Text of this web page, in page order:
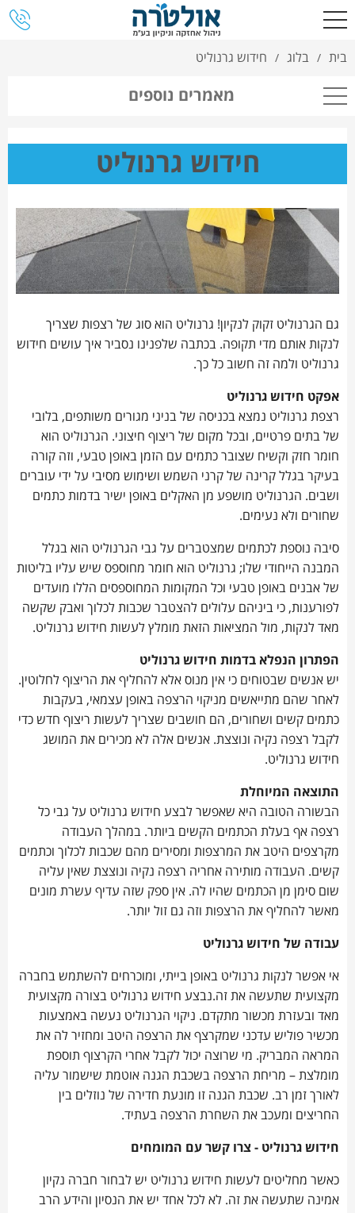
בית / בלוג / חידוש גרנוליט
מאמרים נוספים
חידוש גרנוליט
גם הגרנוליט זקוק לנקיון! גרנוליט הוא סוג של רצפות שצריך
לנקות אותם מדי תקופה. בכתבה שלפנינו נסביר איך עושים חידוש
גרנוליט ולמה זה חשוב כל כך.
אפקט חידוש גרנוליט
רצפת גרנוליט נמצא בכניסה של בניני מגורים משותפים, בלובי
של בתים פרטיים, ובכל מקום של ריצוף חיצוני. הגרנוליט הוא
חומר חזק וקשיח שצובר כתמים עם הזמן באופן טבעי, וזה קורה
בעיקר בגלל קרינה של קרני השמש ושימוש מסיבי על ידי עוברים
ושבים. הגרנוליט מושפע מן האקלים באופן ישיר בדמות כתמים
שחורים ולא נעימים.
סיבה נוספת לכתמים שמצטברים על גבי הגרנוליט הוא בגלל
המבנה הייחודי שלו; גרנוליט הוא חומר מחוספס שיש עליו בליטות
של אבנים באופן טבעי וכל המקומות המחוספסים הללו מועדים
לפורענות, כי ביניהם עלולים להצטבר שכבות לכלוך ואבק שקשה
מאד לנקות, מול המציאות הזאת מומלץ לעשות חידוש גרנוליט.
הפתרון הנפלא בדמות חידוש גרנוליט
יש אנשים שבטוחים כי אין מנוס אלא להחליף את הריצוף לחלוטין.
לאחר שהם מתייאשים מניקוי הרצפה באופן עצמאי, בעקבות
כתמים קשים ושחורים, הם חושבים שצריך לעשות ריצוף חדש כדי
לקבל רצפה נקיה ונוצצת. אנשים אלה לא מכירים את המושג
חידוש גרנוליט.
התוצאה המיוחלת
הבשורה הטובה היא שאפשר לבצע חידוש גרנוליט על גבי כל
רצפה אף בעלת הכתמים הקשים ביותר. במהלך העבודה
מקרצפים היטב את המרצפות ומסירים מהם שכבות לכלוך וכתמים
קשים. העבודה מותירה אחריה רצפה נקיה ונוצצת שאין עליה
שום סימן מן הכתמים שהיו לה. אין ספק שזה עדיף עשרת מונים
מאשר להחליף את הרצפות וזה גם זול יותר.
עבודה של​ חידוש גרנוליט
אי אפשר לנקות גרנוליט באופן בייתי, ומוכרחים להשתמש בחברה
מקצועית שתעשה את זה.נבצע חידוש גרנוליט בצורה מקצועית
מאד ובעזרת מכשור מתקדם. ניקוי הגרנוליט נעשה באמצעות
מכשיר פוליש עדכני שמקרצף את הרצפה היטב ומחזיר לה את
המראה המבריק. מי שרוצה יכול לקבל אחרי הקרצוף תוספת
מומלצת – מריחת הרצפה בשכבת הגנה אוטמת שישמור עליה
לאורך זמן רב. שכבת הגנה זו מונעת חדירה של נוזלים בין
החריצים ומעכב את השחרת הרצפה בעתיד.
חידוש גרנו​ליט - צרו קשר עם המומחים
כאשר מחליטים לעשות חידוש גרנוליט יש לבחור חברה נקיון
אמינה שתעשה את זה. לא לכל אחד יש את הנסיון והידע הרב